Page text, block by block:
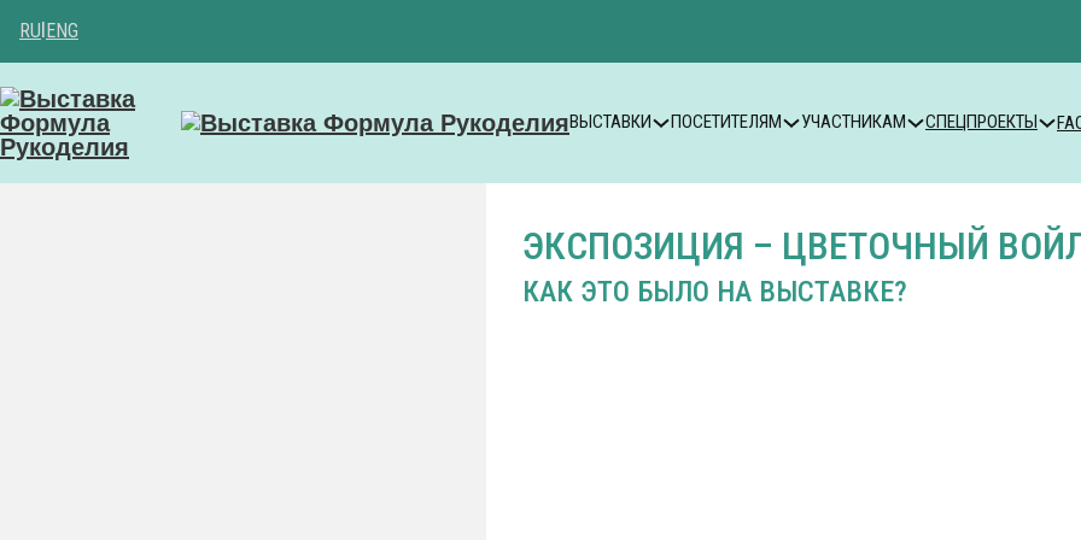
RU ENG
ВЫСТАВКИ ПОСЕТИТЕЛЯМ УЧАСТНИКАМ СПЕЦПРОЕКТЫ
ЭКСПОЗИЦИЯ – ЦВЕТОЧНЫЙ
КАК ЭТО БЫЛО НА ВЫСТАВКЕ?